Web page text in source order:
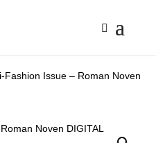
Fashion Issue – Roman Noven